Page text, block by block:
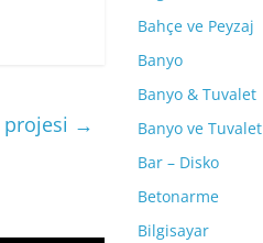
projesi →
Bahçe ve Peyzaj
Banyo
Banyo & Tuvalet
Banyo ve Tuvalet
Bar – Disko
Betonarme
Bilgisayar